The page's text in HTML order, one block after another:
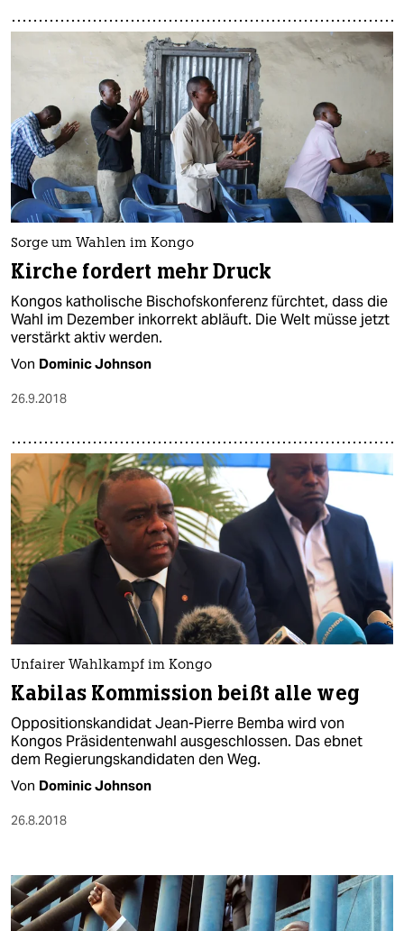
Sorge um Wahlen im Kongo
Kirche fordert mehr Druck
Kongos katholische Bischofskonferenz fürchtet, dass die
Wahl im Dezember inkorrekt abläuft. Die Welt müsse jetzt
verstärkt aktiv werden.
Von Dominic Johnson
26.9.2018
Unfairer Wahlkampf im Kongo
Kabilas Kommission beißt alle weg
Oppositionskandidat Jean-Pierre Bemba wird von
Kongos Präsidentenwahl ausgeschlossen. Das ebnet
dem Regierungskandidaten den Weg.
Von Dominic Johnson
26.8.2018